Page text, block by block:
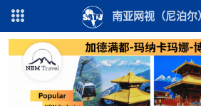
南亚网视（尼泊尔